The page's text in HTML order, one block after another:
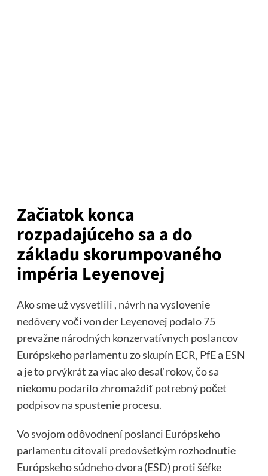
Začiatok konca
rozpadajúceho sa a do
základu skorumpovaného
impéria Leyenovej
Ako sme užvysvetlili , návrh na vyslovenie
nedôvery voči von der Leyenovej podalo 75
prevažne národných konzervatívnych poslancov
Európskeho parlamentu zo skupín ECR, PfE a ESN
a je to prvýkrát za viac ako desať rokov, čo sa
niekomu podarilo zhromaždiť potrebný počet
podpisov na spustenie procesu.
Vo svojom odôvodnení poslanci Európskeho
parlamentu citovali predovšetkým rozhodnutie
Európskeho súdneho dvora (ESD) proti šéfke